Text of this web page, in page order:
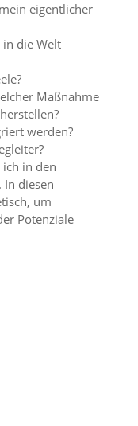
eigent­li­cher
die Welt
Maßnahme
werden?
ich in den
diesen
um
Poten­ziale